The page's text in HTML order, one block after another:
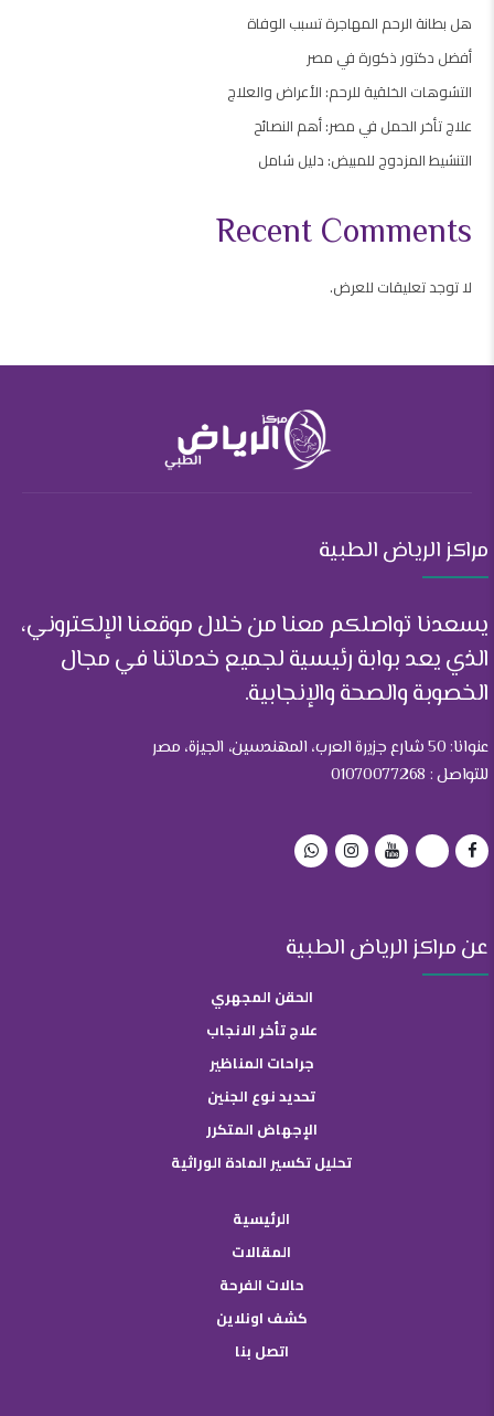
هل بطانة الرحم المهاجرة تسبب الوفاة
أفضل دكتور ذكورة في مصر
التشوهات الخلقية للرحم: الأعراض والعلاج
علاج تأخر الحمل في مصر: أهم النصائح
التنشيط المزدوج للمبيض: دليل شامل
Recent Comments
لا توجد تعليقات للعرض.
مراكز الرياض الطبية
يسعدنا تواصلكم معنا من خلال موقعنا الإلكتروني،
الذي يعد بوابة رئيسية لجميع خدماتنا في مجال
الخصوبة والصحة والإنجابية.
عنوانا: 50 شارع جزيرة العرب، المهندسين، الجيزة، مصر
للتواصل : 01070077268
عن مراكز الرياض الطبية
الحقن المجهري
علاج تأخر الانجاب
جراحات المناظير
تحديد نوع الجنين
الإجهاض المتكرر
تحليل تكسير المادة الوراثية
الرئيسية
المقالات
حالات الفرحة
كشف اونلاين
اتصل بنا